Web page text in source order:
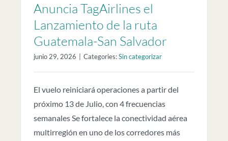
Anuncia TagAirlines el
Lanzamiento de la ruta
Guatemala-San Salvador
junio 29, 2026 Categories:Sin categorizar
El vuelo reiniciará operaciones a partir del
próximo 13 de Julio, con 4 frecuencias
semanales Se fortalece la conectividad aérea
multirregión en uno de los corredores más